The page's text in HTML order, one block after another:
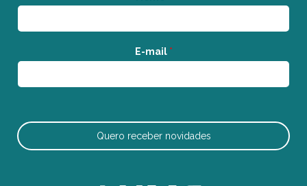
E-mail *
Quero receber novidades